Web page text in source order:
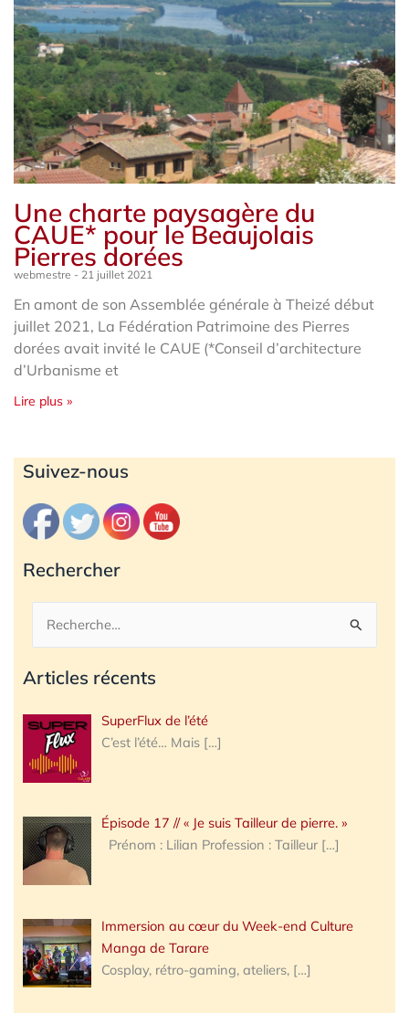
Une charte paysagère du
CAUE* pour le Beaujolais
Pierres dorées
webmestre 21 juillet 2021
En amont de son Assemblée générale à Theizé début
juillet 2021, La Fédération Patrimoine des Pierres
dorées avait invité le CAUE (*Conseil d’architecture
d’Urbanisme et
Lire plus »
Suivez-nous
Rechercher
Rechercher :
Articles récents
SuperFlux de l’été
C’est l’été… Mais […]
Épisode 17 // « Je suis Tailleur de pierre. »
Prénom : Lilian Profession : Tailleur […]
Immersion au cœur du Week-end Culture
Manga de Tarare
Cosplay, rétro-gaming, ateliers, […]
Archives